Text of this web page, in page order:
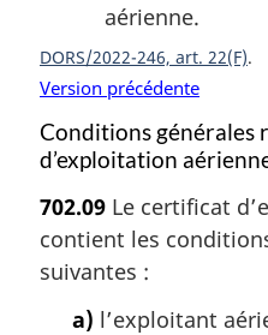
aérienne.
DORS/2022-246, art. 22(F)
Version précédente
Conditions générales
d’exploitation
702.09 Le certificat
contient les
suivantes :
a) l’exploitant